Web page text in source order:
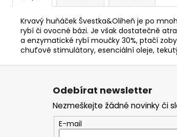
Krvavý huňáček Švestka&Oliheň je po
rybí či ovocné bázi. Je však dostatečně
a enzymatické rybí moučky 30%, ptačí
chuťové stimulátory, esenciální oleje,
Z
Odebírat newsletter
Nezmeškejte žádné novinky či
E-mail